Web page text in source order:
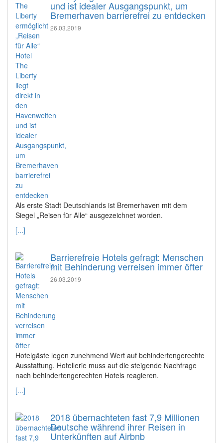
und ist idealer Ausgangspunkt, um
Bremerhaven barrierefrei zu entdecken
26.03.2019
Als erste Stadt Deutschlands ist Bremerhaven mit dem
Siegel „Reisen für Alle“ ausgezeichnet worden.
[...]
Barrierefreie Hotels gefragt: Menschen
mit Behinderung verreisen immer öfter
26.03.2019
Hotelgäste legen zunehmend Wert auf behindertengerechte
Ausstattung. Hotellerie muss auf die steigende Nachfrage
nach behindertengerechten Hotels reagieren.
[...]
2018 übernachteten fast 7,9 Millionen
Deutsche während ihrer Reisen in
Unterkünften auf Airbnb